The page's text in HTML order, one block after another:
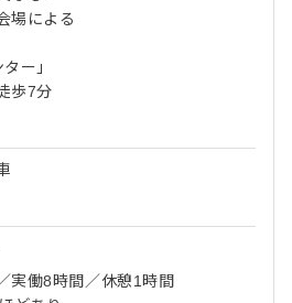
場による
ー」
歩7分
実働8時間／休憩1時間